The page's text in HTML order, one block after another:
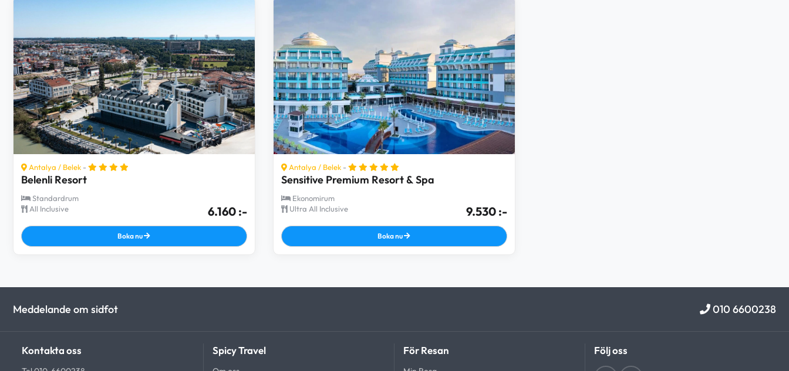
Antalya / Belek -
Belenli Resort
Standardrum
All Inclusive
6.160 :-
Boka nu
Antalya / Belek -
Sensitive Premium Resort & Spa
Ekonomirum
Ultra All Inclusive
9.530 :-
Boka nu
Meddelande om sidfot 010 6600238
Kontakta oss Spicy Travel För Resan Följ oss